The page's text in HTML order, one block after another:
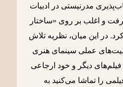
مدرنیستی در ادبیات
و اغلب بر روی «ساختار
در این میان، نظریه تلاش
عملی سینمای هنری
فیلم‌های دیگر و خود ارجاعی
را تماشا می‌کنید به